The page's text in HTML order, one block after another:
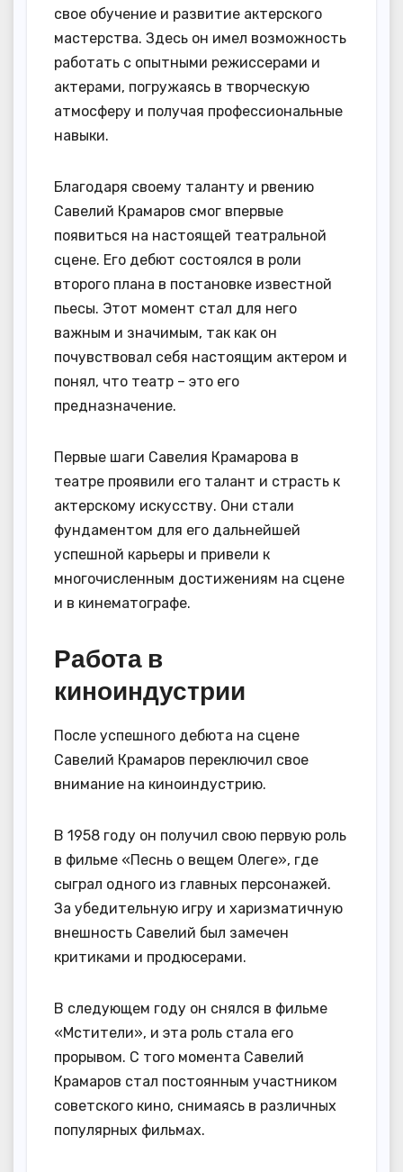
свое обучение и развитие актерского
мастерства. Здесь он имел возможность
работать с опытными режиссерами и
актерами, погружаясь в творческую
атмосферу и получая профессиональные
навыки.
Благодаря своему таланту и рвению
Савелий Крамаров смог впервые
появиться на настоящей театральной
сцене. Его дебют состоялся в роли
второго плана в постановке известной
пьесы. Этот момент стал для него
важным и значимым, так как он
почувствовал себя настоящим актером и
понял, что театр – это его
предназначение.
Первые шаги Савелия Крамарова в
театре проявили его талант и страсть к
актерскому искусству. Они стали
фундаментом для его дальнейшей
успешной карьеры и привели к
многочисленным достижениям на сцене
и в кинематографе.
Работа в
киноиндустрии
После успешного дебюта на сцене
Савелий Крамаров переключил свое
внимание на киноиндустрию.
В 1958 году он получил свою первую роль
в фильме «Песнь о вещем Олеге», где
сыграл одного из главных персонажей.
За убедительную игру и харизматичную
внешность Савелий был замечен
критиками и продюсерами.
В следующем году он снялся в фильме
«Мстители», и эта роль стала его
прорывом. С того момента Савелий
Крамаров стал постоянным участником
советского кино, снимаясь в различных
популярных фильмах.